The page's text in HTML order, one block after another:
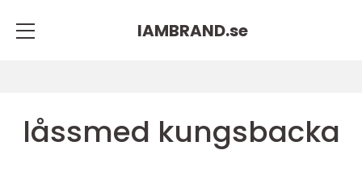
IAMBRAND.se
låssmed kungsbacka